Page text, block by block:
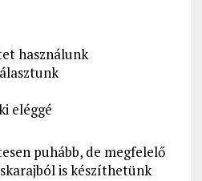
használunk
eléggé
puhább, de megfelelő
is készíthetünk